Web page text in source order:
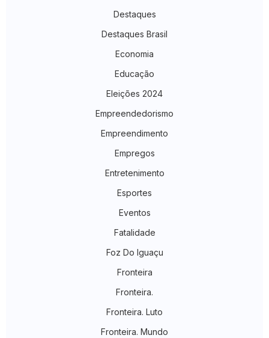
Destaques
Destaques Brasil
Economia
Educação
Eleições 2024
Empreendedorismo
Empreendimento
Empregos
Entretenimento
Esportes
Eventos
Fatalidade
Foz Do Iguaçu
Fronteira
Fronteira.
Fronteira. Luto
Fronteira. Mundo